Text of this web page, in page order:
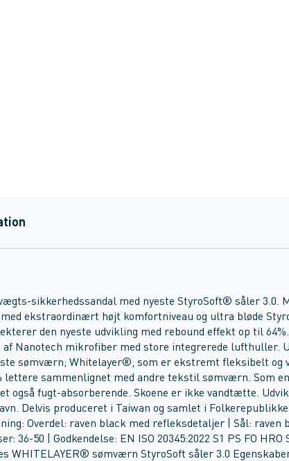
sikkerhedssandal med nyeste StyroSoft® såler 3.0.
ekstraordinært højt komfortniveau og ultra bløde
den nyeste udvikling med rebound effekt op til 64%.
af Nanotech mikrofiber med store integrerede lufthuller.
sømværn; Whitelayer®, som er ekstremt fleksibelt og
lettere sammenlignet med andre tekstil sømværn. Som
også fugt-absorberende. Skoene er ikke vandtætte.
Delvis produceret i Taiwan og samlet i
Overdel: raven black med refleksdetaljer | Sål: raven
36-50 | Godkendelse: EN ISO 20345:2022 S1 PS FO HRO
WHITELAYER® sømværn StyroSoft såler 3.0